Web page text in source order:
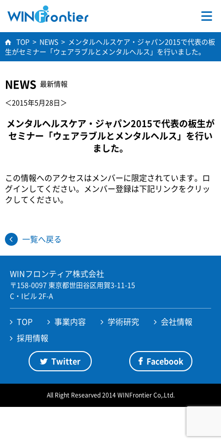
TOP
事業内容
会社情報
採用情報
TOP > NEWS > メンタルヘルスケア・ジャパン2015で代表の板
生がセミナー「ウェアラブルとメンタルヘルス」を行いました。
NEWS 最新情報
＜2015年5月28日＞
メンタルヘルスケア・ジャパン2015で代表の板生が
セミナー「ウェアラブルとメンタルヘルス」を行い
ました。
この情報へのアクセスはメンバーに限定されています。ロ
グインしてください。メンバー登録は下記リンクをクリッ
クしてください。
一覧へ戻る
WINフロンティア株式会社
〒158-0097 東京都世田谷区用賀3-11-15
C・Iビル 2F-A
TOP 事業内容 学術研究
会社情報
採用情報
Twitter
Facebook
All Right Researved 2014 WINFrontier Co,.Ltd.